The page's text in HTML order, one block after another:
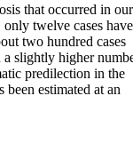
that occurred in our
twelve cases have
two hundred cases
slightly higher
predilection in the
estimated at an